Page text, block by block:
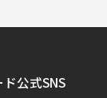
公式SNS